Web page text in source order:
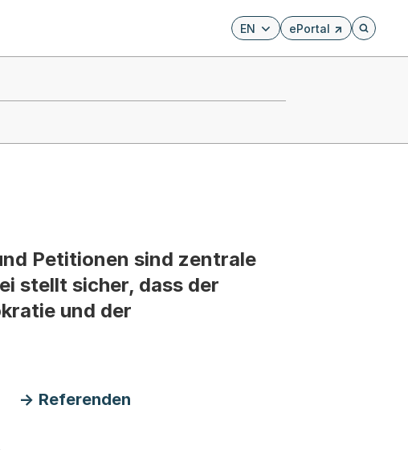
EN ePortal
Externer Link, wird in
Öffnet
Petitionen sind zentrale
stellt sicher, dass der
und der
Referenden